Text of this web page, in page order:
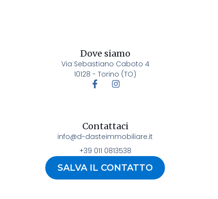
Dove siamo
Via Sebastiano Caboto 4
10128 - Torino (TO)
Contattaci
info@d-dasteimmobiliare.it
+39 011 0813538
SALVA IL CONTATTO